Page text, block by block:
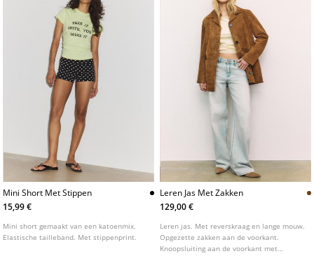
Mini Short Met Stippen
15,99 €
Mini short gemaakt van een katoenmix.
Elastische tailleband. Met stippenprint.
Leren Jas Met Zakken
129,00 €
Leren jas. Met reverskraag en lange mouw.
Opgezette zakken aan de voorkant.
Knoopsluiting aan de voorkant met